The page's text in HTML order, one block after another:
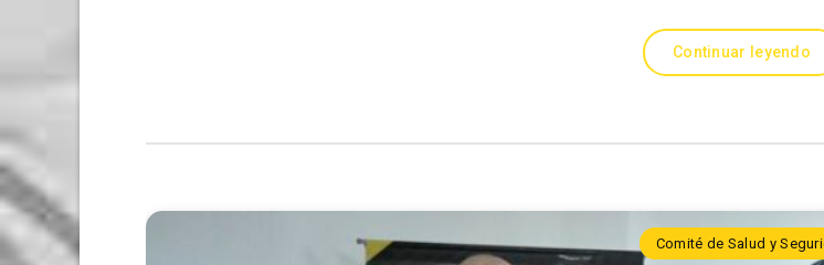
Continuar leyendo
Comité de Salud y